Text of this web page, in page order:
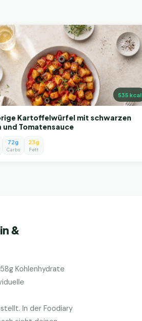
535kcal
Kartoffelwürfel mit schwarzen
und Tomatensauce
72g
Carbs
23g
Fett
&
g Kohlenhydrate
In der Foodiary